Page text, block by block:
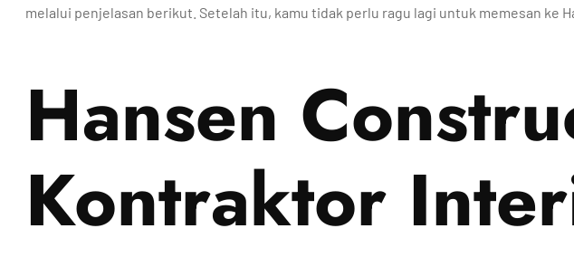
melalui penjelasan berikut. Setelah itu, kamu tidak perlu ragu lagi untuk memesan ke
Hansen
Kontraktor